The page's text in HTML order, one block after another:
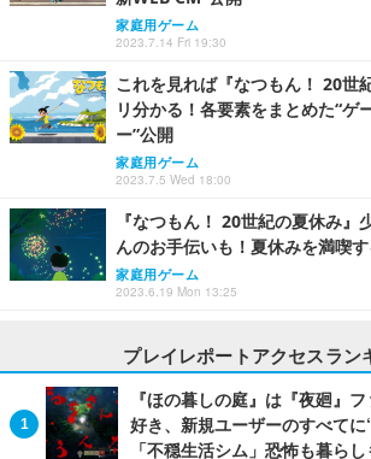
家庭用ゲーム
2023.7.14 Fri 19:30
これを見れば『なつもん！ 20世
リ分かる！各要素をまとめた“ゲ
ー”公開
家庭用ゲーム
2023.7.5 Wed 18:00
『なつもん！ 20世紀の夏休み』
んのお手伝いも！夏休みを満喫
家庭用ゲーム
2023.6.19 Mon 13:25
プレイレポートアクセスラン
『ほの暮しの庭』は『夜廻』
好き、新規ユーザーのすべて
「不穏生活シム」恐怖も暮ら